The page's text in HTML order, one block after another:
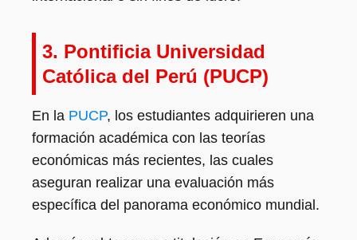
3. Pontificia Universidad
Católica del Perú (PUCP)
En la PUCP, los estudiantes adquirieren una
formación académica con las teorías
económicas más recientes, las cuales
aseguran realizar una evaluación más
específica del panorama económico mundial.